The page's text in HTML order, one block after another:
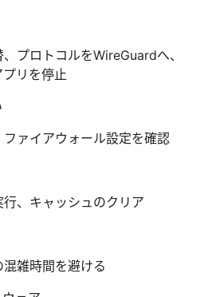
プロトコルをWireGuardへ、
リを停止
ァイアウォール設定を確認
、キャッシュのクリア
雑時間を避ける